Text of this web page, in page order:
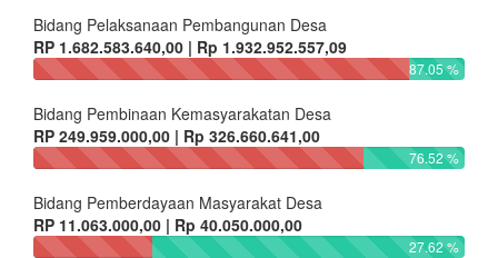
Bidang Pelaksanaan Pembangunan Desa
RP 1.682.583.640,00 | Rp 1.932.952.557,09
87.05 %
Bidang Pembinaan Kemasyarakatan Desa
RP 249.959.000,00 | Rp 326.660.641,00
76.52 %
Bidang Pemberdayaan Masyarakat Desa
RP 11.063.000,00 | Rp 40.050.000,00
27.62 %